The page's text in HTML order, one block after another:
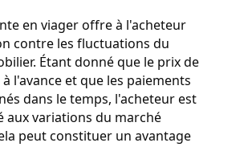
en viager offre à l'acheteur
contre les fluctuations du
Étant donné que le prix de
l'avance et que les paiements
dans le temps, l'acheteur est
aux variations du marché
peut constituer un avantage